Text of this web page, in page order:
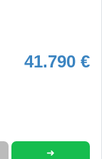
41.790 €
➜